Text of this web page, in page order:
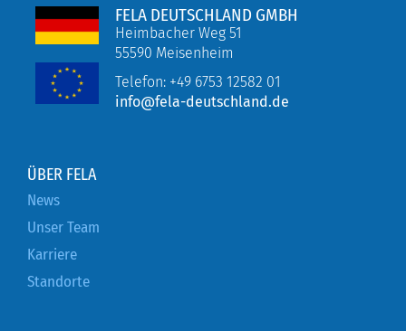
FELA DEUTSCHLAND GMBH
Heimbacher Weg 51
55590 Meisenheim
Telefon: +49 6753 12582 01
info@fela-deutschland.de
ÜBER FELA
News
Unser Team
Karriere
Standorte